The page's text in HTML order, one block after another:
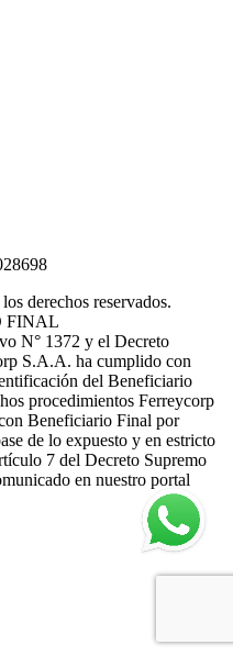
derechos reservados.
FINAL
N° 1372 y el Decreto
S.A.A. ha cumplido con
del Beneficiario
procedimientos Ferreycorp
Beneficiario Final por
de lo expuesto y en estricto
7 del Decreto Supremo
en nuestro portal